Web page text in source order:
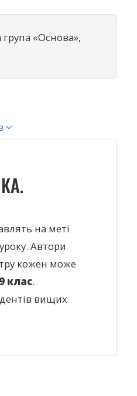
«Основа»,
на меті
Автори
кожен може
клас.
вищих